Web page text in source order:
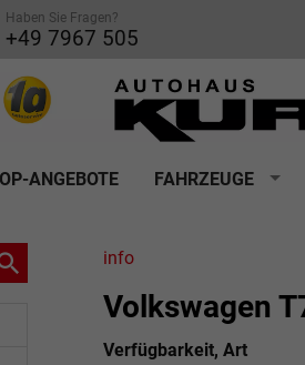
Haben Sie Fragen?
+49 7967 505
ANGEBOTE FAHRZEUGE
info
Volkswagen
Verfügbarkeit, Art